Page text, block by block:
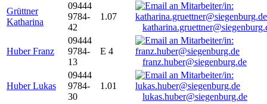
Grüttner
Katharina
09444
9784-
42
1.07
Huber Franz
09444
9784-
13
E 4
franz.huber@siegenburg.de
Huber Lukas
09444
9784-
30
1.01
lukas.huber@siegenburg.de